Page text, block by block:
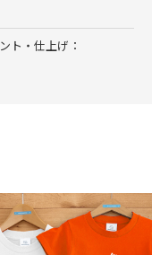
ト・仕上げ：